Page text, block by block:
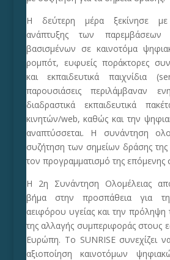
Η δεύτερη μέρα ξεκίνησε
ανάπτυξης των παρεμβάσεων
βασισμένων σε καινοτόμα
ρομπότ, ευφυείς ποράκτορες
και εκπαιδευτικά παιχνίδια
παρουσιάσεις περιλάμβαναν
διαδραστικά εκπαιδευτικά
κινητών/web, καθώς και την
αναπτύσσεται. Η συνάντηση
συζήτηση των σημείων δράσης της
τον προγραμματισμό της επόμενης
Η 2η Συνάντηση Ολομέλειας
βήμα στην προσπάθεια για
αειφόρου υγείας και την
της αλλαγής συμπεριφοράς στους
Ευρώπη. Το SUNRISE συνεχίζει
αξιοποίηση καινοτόμων